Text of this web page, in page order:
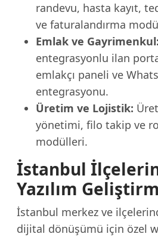
randevu, hasta kayıt,
ve faturalandırma
Emlak ve Gayrimenkul:
entegrasyonlu ilan
emlakçı paneli ve
entegrasyonu.
Üretim ve Lojistik:
yönetimi, filo takip ve
modülleri.
İstanbul
Yazılım
İstanbul merkez ve
dijital dönüşümü için özel